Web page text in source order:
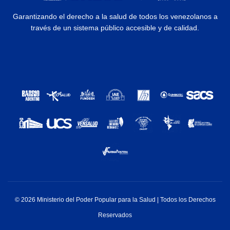
Garantizando el derecho a la salud de todos los venezolanos a
través de un sistema público accesible y de calidad.
© 2026 Ministerio del Poder Popular para la Salud | Todos los Derechos
Reservados